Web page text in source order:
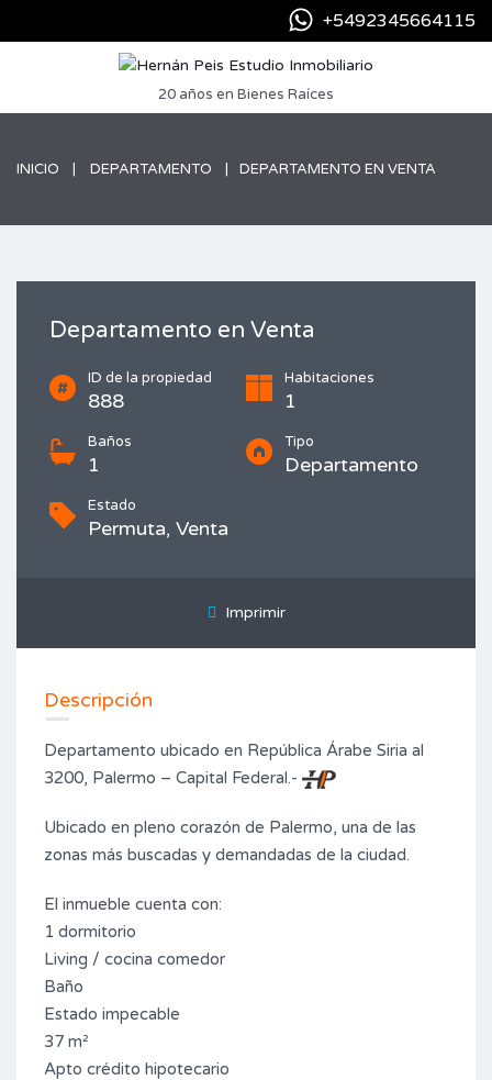
+5492345664115
20 años en Bienes Raíces
INICIO DEPARTAMENTO DEPARTAMENTO EN VENTA
Departamento en Venta
ID de la propiedad
888
Habitaciones
1
Baños
1
Tipo
Departamento
Estado
Permuta, Venta
Imprimir
Descripción
Departamento ubicado en República Árabe Siria al
3200, Palermo – Capital Federal.-
Ubicado en pleno corazón de Palermo, una de las
zonas más buscadas y demandadas de la ciudad.
El inmueble cuenta con:
1 dormitorio
Living / cocina comedor
Baño
Estado impecable
37 m²
Apto crédito hipotecario